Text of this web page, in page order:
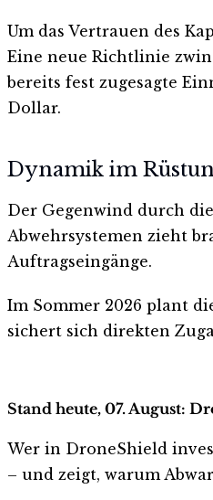
Um das Vertrauen des
Eine neue Richtlinie
bereits fest zugesagte
Dollar.
Dynamik im
Der Gegenwind durch
Abwehrsystemen zieht
Auftragseingänge.
Im Sommer 2026 plant
sichert sich direkten
Stand heute, 07. August:
Wer in DroneShield
– und zeigt, warum